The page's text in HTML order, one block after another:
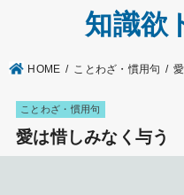
知識欲
HOME ことわざ・慣用句
ことわざ・慣用句
愛は惜しみなく与う